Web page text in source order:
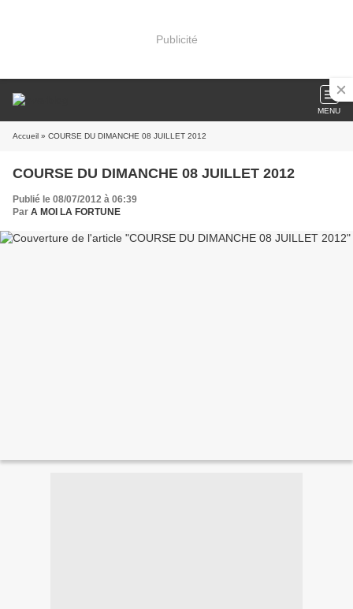
Publicité
MENU
Accueil » COURSE DU DIMANCHE 08 JUILLET 2012
COURSE DU DIMANCHE 08 JUILLET 2012
Publié le 08/07/2012 à 06:39
Par A MOI LA FORTUNE